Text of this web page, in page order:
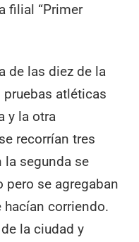
filial “Primer
de las diez de la
atléticas
y la otra
recorrían tres
segunda se
pero se agregaban
corriendo.
la ciudad y